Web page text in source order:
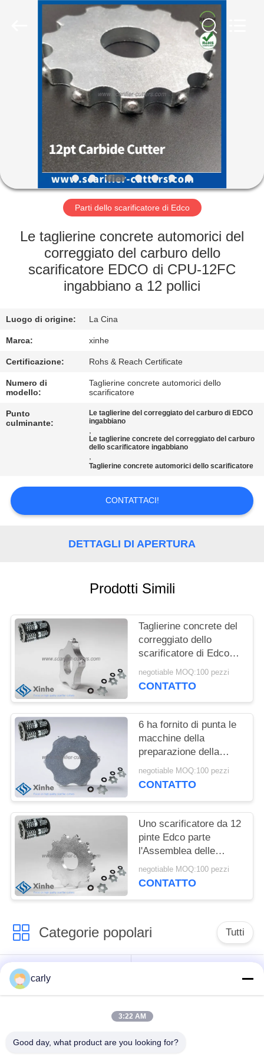
CASA.
PRODOTTI
VIDEO
SU
DI
VISITA
ALLA
FABBRICA
CONTROLLO
DELLA
QUALITÀ
CONTATTACI
CHIEDI UN
NORME
SULLA
PRIVACY
Parti dello scarificatore di Edco
Le taglierine concrete automorici del
correggiato del carburo dello
scarificatore EDCO di CPU-12FC
ingabbiano a 12 pollici
Luogo di origine: La Cina
Marca: xinhe
Certificazione: Rohs & Reach Certificate
Numero di
modello:
Taglierine concrete automorici dello
scarificatore
Punto
culminante:
Le taglierine del correggiato del carburo di EDCO
ingabbiano
,
Le taglierine concrete del correggiato del carburo
dello scarificatore ingabbiano
,
Taglierine concrete automorici dello scarificatore
CONTATTACI!
DETTAGLI DI APERTURA
Prodotti Simili
Taglierine concrete del
correggiato dello
scarificatore di Edco
del tungsteno da 5
pinte sulle piallatrici
negotiable MOQ:100 pezzi
CONTATTO
6 ha fornito di punta le
macchine della
preparazione della
superficie del cemento
della strada delle
scarificatore di Edco
negotiable MOQ:100 pezzi
CONTATTO
Uno scarificatore da 12
pinte Edco parte
l'Assemblea delle
taglierine della
lavorazione con utensili
negotiable MOQ:100 pezzi
CONTATTO
Categorie popolari Tutti
Taglierine dello
scarificatore
Tagliatori PCD
carly
3:22 AM
Good day, what product are you looking for?